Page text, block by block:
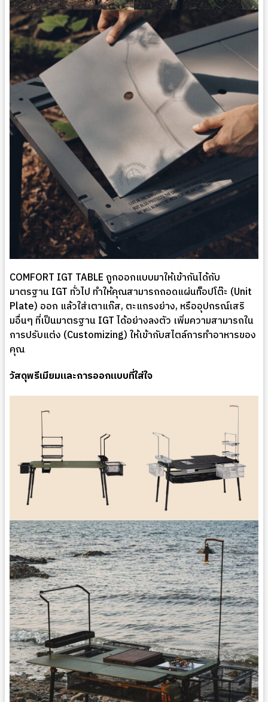
COMFORT IGT TABLE ถูกออกแบบมาให้เข้ากันได้กับ
มาตรฐาน IGT ทั่วไป ทำให้คุณสามารถถอดแผ่นท็อปโต๊ะ (Unit
Plate) ออก แล้วใส่เตาแก๊ส, ตะแกรงย่าง, หรืออุปกรณ์เสริ
มอื่นๆ ที่เป็นมาตรฐาน IGT ได้อย่างลงตัว เพิ่มความสามารถใน
การปรับแต่ง (Customizing) ให้เข้ากับสไตล์การทำอาหารของ
คุณ
วัสดุพรีเมียมและการออกแบบที่ใส่ใจ